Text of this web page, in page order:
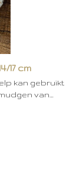
17 cm
kan gebruikt
van…